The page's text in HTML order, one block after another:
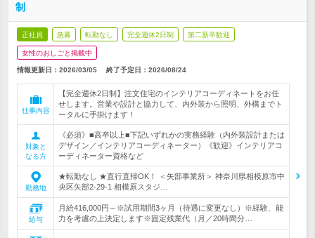
制
正社員 急募 転勤なし 完全週休2日制 第二新卒歓迎
女性のおしごと掲載中
情報更新日：2026/03/05 終了予定日： 2026/08/24
仕事内容
【完全週休2日制】注文住宅のインテリアコーディネートをお任
せします。営業や設計と協力して、内外装から照明、外構までト
ータルに手掛けます！
対象と
なる方
《必須》■高卒以上■下記いずれかの実務経験（内外装設計または
デザイン／インテリアコーディネーター）《歓迎》インテリアコ
ーディネーター資格など
勤務地
★転勤なし ★直行直帰OK！ ＜矢部事業所＞ 神奈川県相模原市中
央区矢部2-29-1 相模原スタジ…
給与
月給416,000円～※試用期間3ヶ月（待遇に変更なし）※経験、能
力を考慮の上決定します※固定残業代（月／20時間分…